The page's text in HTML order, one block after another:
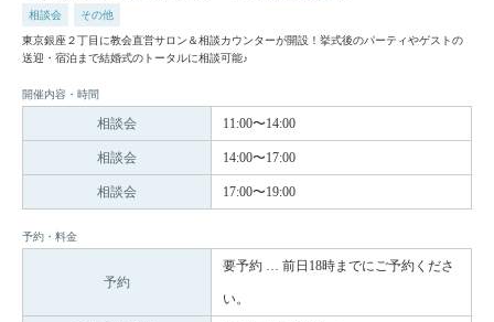
相談会 その他
東京銀座２丁目に教会直営サロン＆相談カウンターが開設！挙式後のパーティやゲストの
送迎・宿泊まで結婚式のトータルに相談可能♪
開催内容・時間
相談会 11:00〜14:00
相談会 14:00〜17:00
相談会 17:00〜19:00
予約・料金
予約
要予約 … 前日18時までにご予約くださ
い。